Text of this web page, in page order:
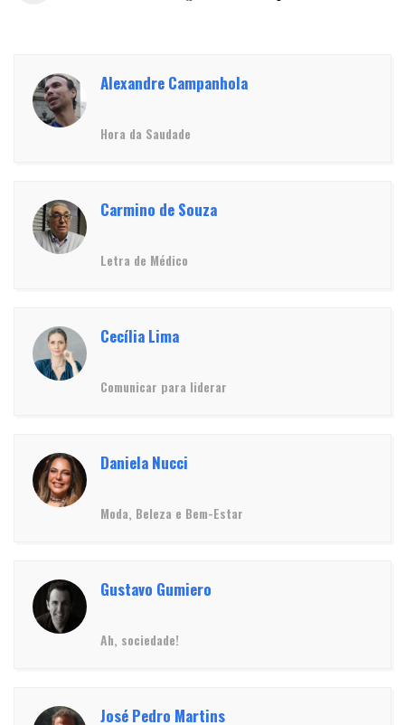
Alexandre Campanhola
Hora da Saudade
Carmino de Souza
Letra de Médico
Cecília Lima
Comunicar para liderar
Daniela Nucci
Moda, Beleza e Bem-Estar
Gustavo Gumiero
Ah, sociedade!
José Pedro Martins